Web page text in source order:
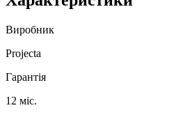
Виробник
Projecta
Гарантія
12 міс.